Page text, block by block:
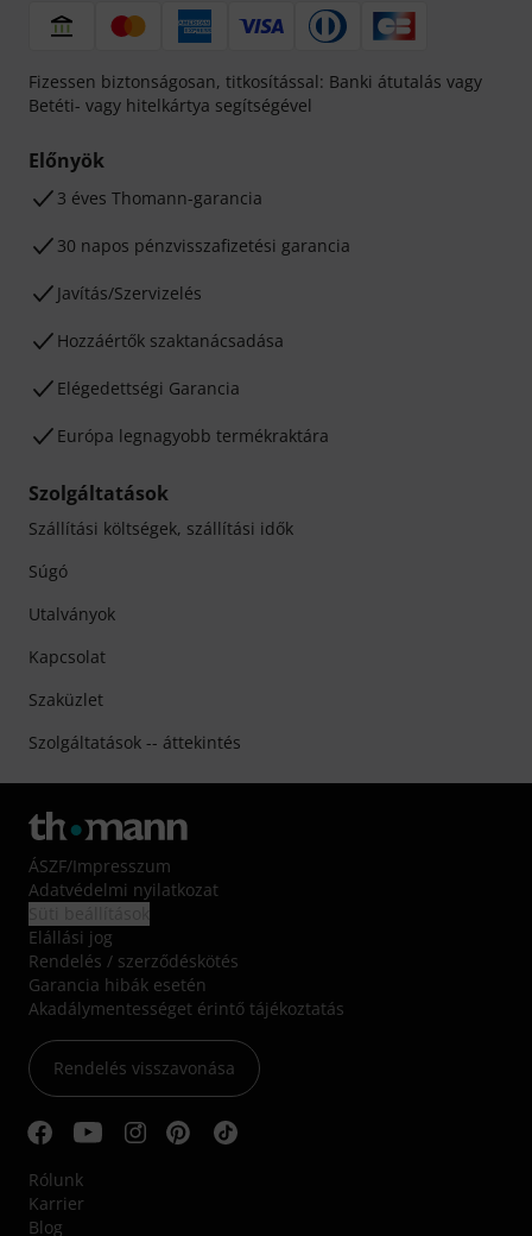
Fizessen biztonságosan, titkosítással: Banki átutalás vagy
Betéti- vagy hitelkártya segítségével
Előnyök
3 éves Thomann-garancia
30 napos pénzvisszafizetési garancia
Javítás/Szervizelés
Hozzáértők szaktanácsadása
Elégedettségi Garancia
Európa legnagyobb termékraktára
Szolgáltatások
Szállítási költségek, szállítási idők
Súgó
Utalványok
Kapcsolat
Szaküzlet
Szolgáltatások -- áttekintés
ÁSZF/Impresszum
Adatvédelmi nyilatkozat
Elállási jog
Rendelés / szerződéskötés
Garancia hibák esetén
Akadálymentességet érintő tájékoztatás
Rendelés visszavonása
Rólunk
Karrier
Blog